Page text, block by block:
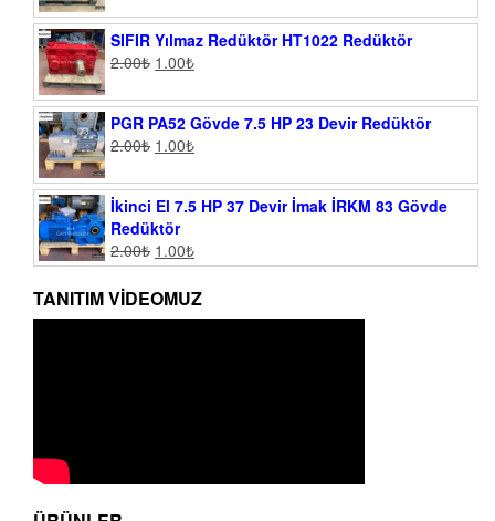
SIFIR Yılmaz Redüktör HT1022 Redüktör
2.00₺ 1.00₺
PGR PA52 Gövde 7.5 HP 23 Devir Redüktör
2.00₺ 1.00₺
İkinci El 7.5 HP 37 Devir İmak İRKM 83 Gövde
Redüktör
2.00₺ 1.00₺
TANITIM VIDEOMUZ